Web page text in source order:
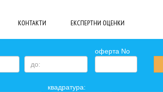
КОНТАКТИ ЕКСПЕРТНИ ОЦЕНКИ
оферта No
квадратура: